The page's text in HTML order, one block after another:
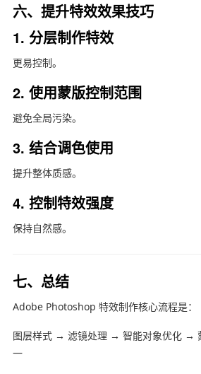
六、提升特效效果技巧
1. 分层制作特效
更易控制。
2. 使用蒙版控制范围
避免全局污染。
3. 结合调色使用
提升整体质感。
4. 控制特效强度
保持自然感。
七、总结
Adobe Photoshop 特效制作核心流程是：
图层样式 → 滤镜处理 → 智能对象优化 →
一